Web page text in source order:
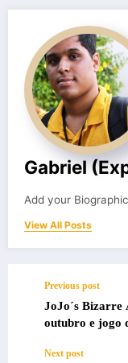
Gabriel
Add your
View All Posts
Previous post
JoJo´s Bizarre
outubro e jogo
Next post